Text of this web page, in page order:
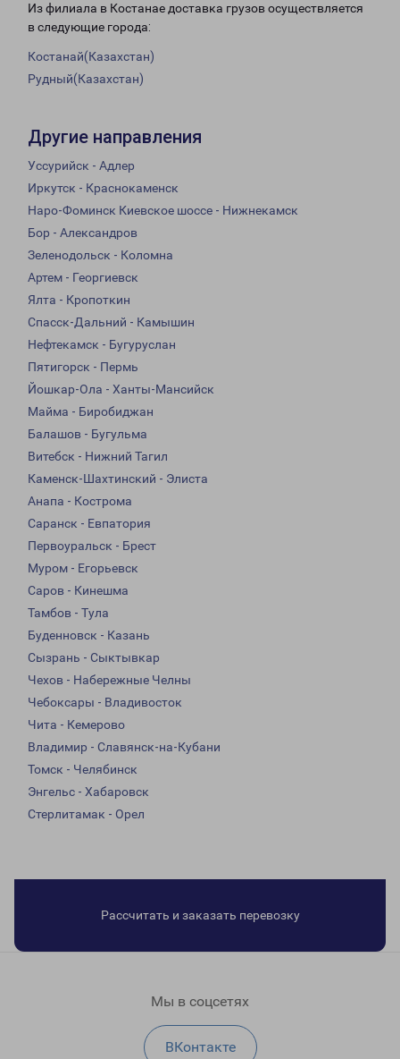
Из филиала в Костанае доставка грузов осуществляется
в следующие города:
Костанай(Казахстан)
Рудный(Казахстан)
Другие направления
Уссурийск - Адлер
Иркутск - Краснокаменск
Наро-Фоминск Киевское шоссе - Нижнекамск
Бор - Александров
Зеленодольск - Коломна
Артем - Георгиевск
Ялта - Кропоткин
Спасск-Дальний - Камышин
Нефтекамск - Бугуруслан
Пятигорск - Пермь
Йошкар-Ола - Ханты-Мансийск
Майма - Биробиджан
Балашов - Бугульма
Витебск - Нижний Тагил
Каменск-Шахтинский - Элиста
Анапа - Кострома
Саранск - Евпатория
Первоуральск - Брест
Муром - Егорьевск
Саров - Кинешма
Тамбов - Тула
Буденновск - Казань
Сызрань - Сыктывкар
Чехов - Набережные Челны
Чебоксары - Владивосток
Чита - Кемерово
Владимир - Славянск-на-Кубани
Томск - Челябинск
Энгельс - Хабаровск
Стерлитамак - Орел
Рассчитать и заказать перевозку
Мы в соцсетях
ВКонтакте